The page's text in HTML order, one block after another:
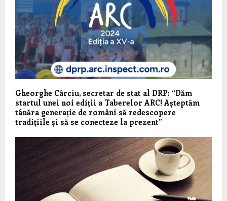
Gheorghe Cârciu, secretar de stat al DRP: “Dăm
startul unei noi ediții a Taberelor ARC! Așteptăm
tânăra generație de români să redescopere
tradițiile și să se conecteze la prezent”